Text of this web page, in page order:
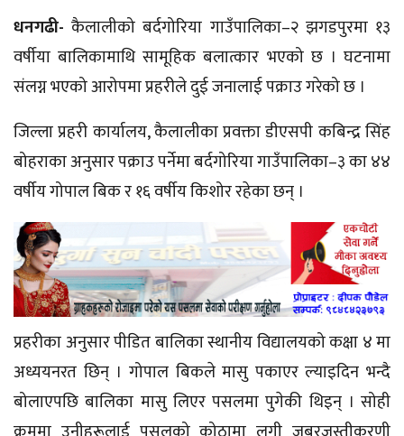
धनगढी- कैलालीको बर्दगोरिया गाउँपालिका–२ झगडपुरमा १३
वर्षीया बालिकामाथि सामूहिक बलात्कार भएको छ । घटनामा
संलग्न भएको आरोपमा प्रहरीले दुई जनालाई पक्राउ गरेको छ ।
जिल्ला प्रहरी कार्यालय, कैलालीका प्रवक्ता डीएसपी कबिन्द्र सिंह
बोहराका अनुसार पक्राउ पर्नेमा बर्दगोरिया गाउँपालिका–३ का ४४
वर्षीय गोपाल बिक र १६ वर्षीय किशोर रहेका छन् ।
प्रहरीका अनुसार पीडित बालिका स्थानीय विद्यालयको कक्षा ४ मा
अध्ययनरत छिन् । गोपाल बिकले मासु पकाएर ल्याइदिन भन्दै
बोलाएपछि बालिका मासु लिएर पसलमा पुगेकी थिइन् । सोही